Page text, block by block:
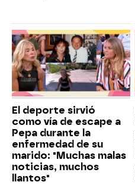
El deporte sirvió
como vía de escape a
Pepa durante la
enfermedad de su
marido: "Muchas malas
noticias, muchos
llantos"